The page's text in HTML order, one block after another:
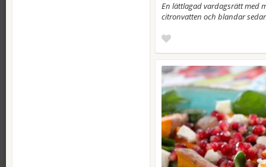
En lättlagad vardagsrätt med
citronvatten och blandar